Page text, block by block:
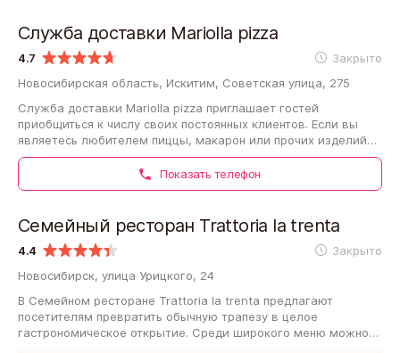
4.7 Закрыто
Служба доставки Mariolla pizza
Новосибирская область, Искитим, Советская улица, 275
Служба доставки Mariolla pizza приглашает гостей
приобщиться к числу своих постоянных клиентов. Если вы
являетесь любителем пиццы, макарон или прочих изделий
из пшеничной муки, вам могут показаться…
Показать телефон
4.4 Закрыто
Семейный ресторан Trattoria la trenta
Новосибирск, улица Урицкого, 24
В Семейном ресторане Trattoria la trenta предлагают
посетителям превратить обычную трапезу в целое
гастрономическое открытие. Среди широкого меню можно